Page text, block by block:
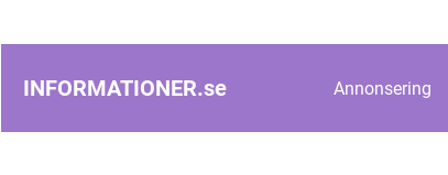
INFORMATIONER.se Annonsering